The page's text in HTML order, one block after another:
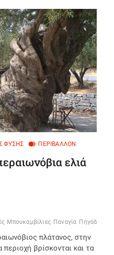
ΦΎΣΗΣ ΠΕΡΙΒΆΛΛΟΝ
ελιά
Μπουκαμβίλιες Παναγία Πηγάδια
πλάτανος, στην
βρίσκονται και τα